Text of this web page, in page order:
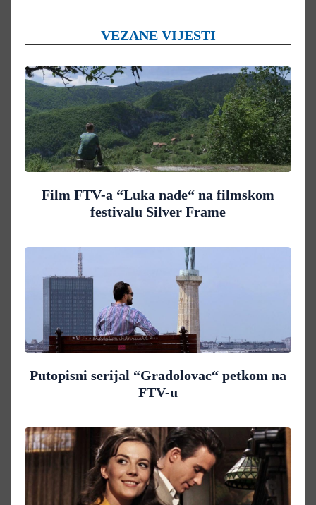
VEZANE VIJESTI
Film FTV-a “Luka nade“ na filmskom
festivalu Silver Frame
Putopisni serijal “Gradolovac“ petkom na
FTV-u